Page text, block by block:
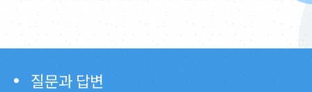
질문과 답변